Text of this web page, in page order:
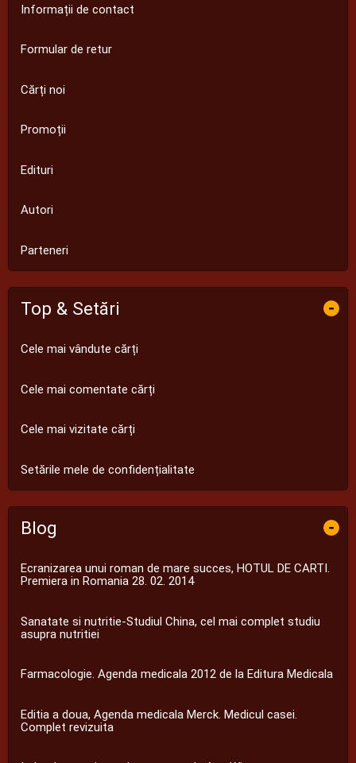
Informații de contact
Formular de retur
Cărți noi
Promoții
Edituri
Autori
Parteneri
Top & Setări -
Cele mai vândute cărți
Cele mai comentate cărți
Cele mai vizitate cărți
Setările mele de confidențialitate
Blog -
Ecranizarea unui roman de mare succes, HOTUL DE CARTI.
Premiera in Romania 28. 02. 2014
Sanatate si nutritie-Studiul China, cel mai complet studiu
asupra nutritiei
Farmacologie. Agenda medicala 2012 de la Editura Medicala
Editia a doua, Agenda medicala Merck. Medicul casei.
Complet revizuita